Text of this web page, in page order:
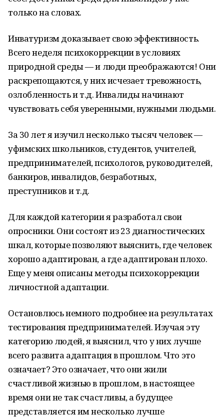
только на словах.
Инватуризм доказывает свою эффективность.
Всего неделя психокоррекции в условиях
природной среды — и люди преображаются! Они
раскрепощаются, у них исчезает тревожность,
озлобленность и т.д. Инвалиды начинают
чувствовать себя уверенными, нужными людьми.
За 30 лет я изучил несколько тысяч человек —
уфимских школьников, студентов, учителей,
предпринимателей, психологов, руководителей,
банкиров, инвалидов, безработных,
преступников и т.д.
Для каждой категории я разработал свои
опросники. Они состоят из 23 диагностических
шкал, которые позволяют выяснить, где человек
хорошо адаптирован, а где адаптирован плохо.
Еще у меня описаны методы психокоррекции
личностной адаптации.
Остановлюсь немного подробнее на результатах
тестирования предпринимателей. Изучая эту
категорию людей, я выяснил, что у них лучше
всего развита адаптация в прошлом. Что это
означает? Это означает, что они жили
счастливой жизнью в прошлом, в настоящее
время они не так счастливы, а будущее
представляется им несколько лучше